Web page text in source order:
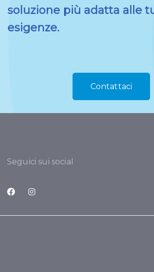
soluzione più adatta alle
esigenze.
Contattaci
Seguici sui social